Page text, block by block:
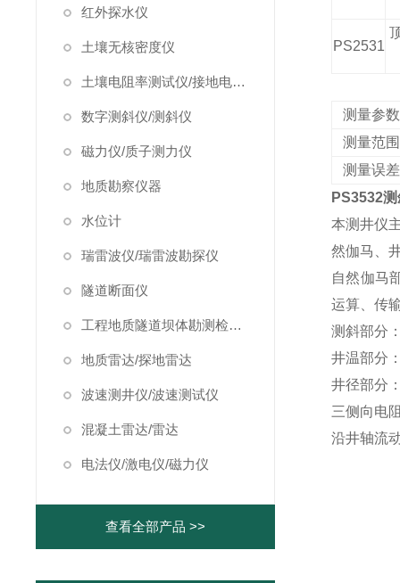
红外探水仪
土壤无核密度仪
土壤电阻率测试仪/接地电阻测试仪
数字测斜仪/测斜仪
磁力仪/质子测力仪
地质勘察仪器
水位计
瑞雷波仪/瑞雷波勘探仪
隧道断面仪
工程地质隧道坝体勘测检测仪器
地质雷达/探地雷达
波速测井仪/波速测试仪
混凝土雷达/雷达
电法仪/激电仪/磁力仪
查看全部产品 >>
PS2531
测量参数
测量范围
测量误差
PS3532
本测井仪
然伽马、
自然伽马
运算、传
测斜部分
井温部分
井径部分
三侧向电
沿井轴流